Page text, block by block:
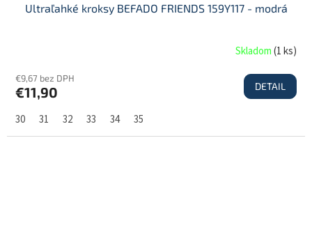
Ultraľahké kroksy BEFADO FRIENDS 159Y117 - modrá
Skladom(1 ks)
€9,67 bez DPH
€11,90 DETAIL
30 31 32 33 34 35